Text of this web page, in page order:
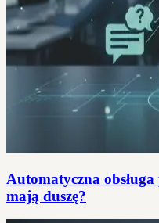
Automatyczna
mają duszę?